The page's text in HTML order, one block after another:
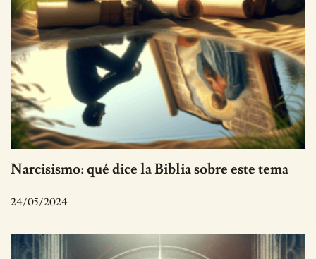
Narcisismo: qué dice la Biblia sobre este tema
24/05/2024